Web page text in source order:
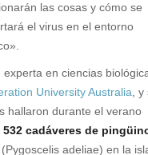
las cosas y cómo se
el virus en el entorno
experta en ciencias
University Australia ,
hallaron durante el verano
532 cadáveres de
adeliae) en la